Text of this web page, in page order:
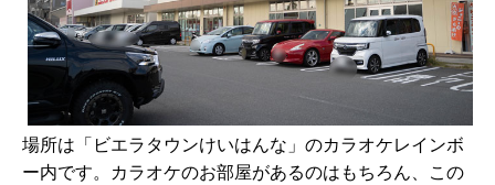
場所は「ビエラタウンけいはんな」のカラオケレインボ
ー内です。カラオケのお部屋があるのはもちろん、この